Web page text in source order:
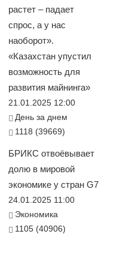
растет – падает
спрос, а у нас
наоборот».
«Казахстан упустил
возможность для
развития майнинга»
21.01.2025 12:00
День за днем
1118 (39669)
БРИКС отвоёвывает
долю в мировой
экономике у стран G7
24.01.2025 11:00
Экономика
1105 (40906)